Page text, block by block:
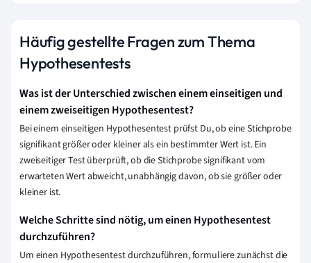
Häufig gestellte Fragen zum Thema
Hypothesentests
Was ist der Unterschied zwischen einem einseitigen und
einem zweiseitigen Hypothesentest?
Bei einem einseitigen Hypothesentest prüfst Du, ob eine Stichprobe
signifikant größer oder kleiner als ein bestimmter Wert ist. Ein
zweiseitiger Test überprüft, ob die Stichprobe signifikant vom
erwarteten Wert abweicht, unabhängig davon, ob sie größer oder
kleiner ist.
Welche Schritte sind nötig, um einen Hypothesentest
durchzuführen?
Um einen Hypothesentest durchzuführen, formuliere zunächst die